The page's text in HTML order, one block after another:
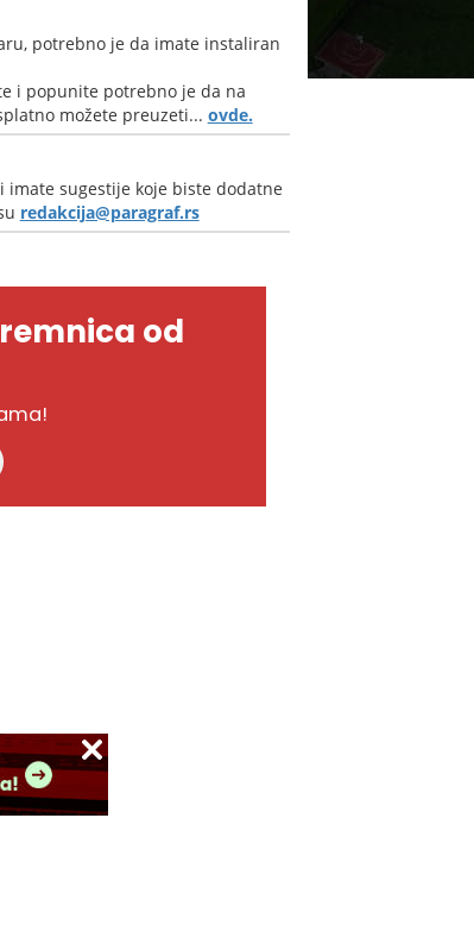
potrebno je da imate instaliran
i popunite potrebno je da na
možete preuzeti... ovde.
imate sugestije koje biste dodatne
redakcija@paragraf.rs
od